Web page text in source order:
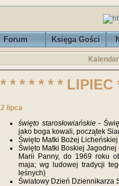
Forum Księga Gości
* * * * * * * LIPIEC
2 lipca
święto starosłowiańskie-
jako boga kowali, początek
Święto Matki Bożej
Święto Matki Boskiej
Marii Panny, do 1969 roku
maja; wg ludowej tradycji
leśnych)
Światowy Dzień Dziennikarza